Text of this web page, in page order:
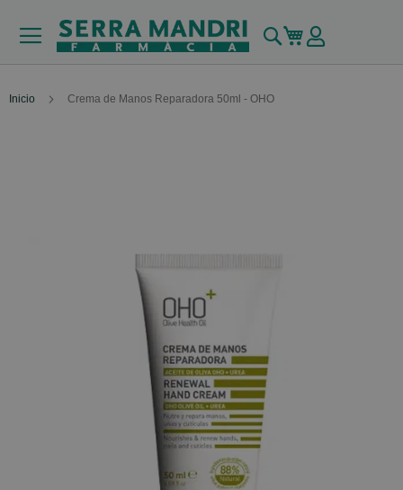
Buscar
Mi carrito
Inicio Crema de Manos Reparadora 50ml - OHO